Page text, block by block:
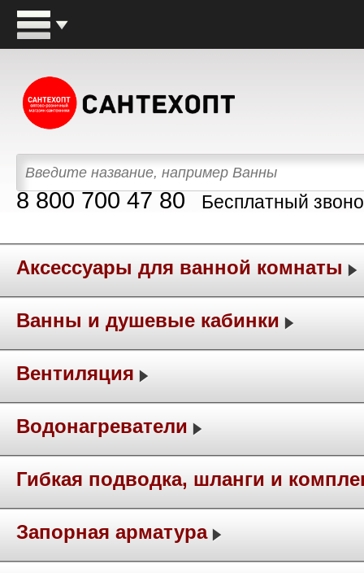
8 800 700 47 80 Бесплатный
Аксессуары для ванной комнаты
Ванны и душевые кабинки
Вентиляция
Водонагреватели
Гибкая подводка, шланги и
Запорная арматура